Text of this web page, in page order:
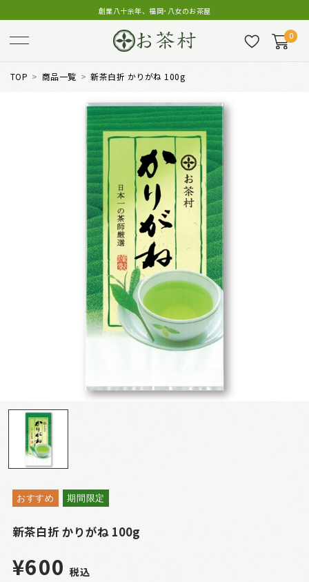
創業八十余年、福岡･八女のお茶屋
0
TOP 商品一覧 新茶白折 かりがね 100g
おすすめ 期間限定
新茶白折 かりがね 100g
¥600 税込